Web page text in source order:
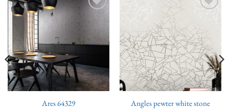
Ajouter
de
souhaits
Ares 64329
souhaits
Angles pewter white stone